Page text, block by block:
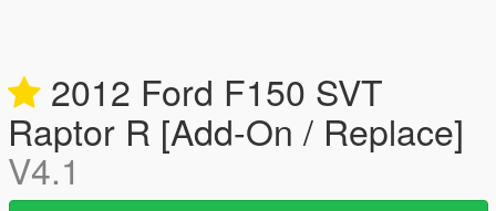
2012 Ford F150 SVT
Raptor R [Add-On / Replace]
V4.1